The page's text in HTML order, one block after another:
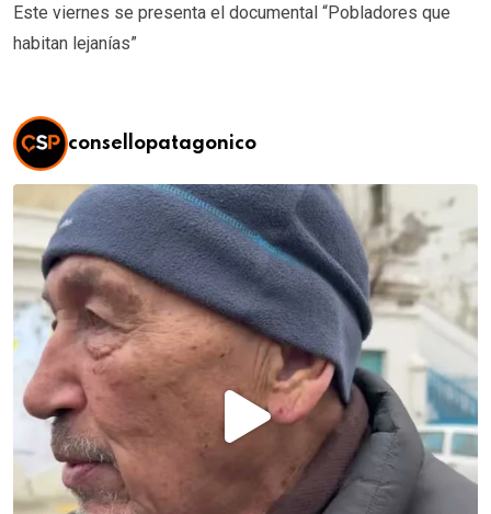
Este viernes se presenta el documental “Pobladores que
habitan lejanías”
consellopatagonico